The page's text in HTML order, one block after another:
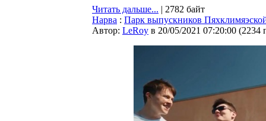
Читать дальше... | 2782 байт
Нарва : Парк выпускников
Автор: LeRoy в 20/05/2021 07:20:00 (2234